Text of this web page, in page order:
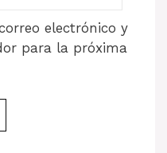
electrónico y
para la próxima